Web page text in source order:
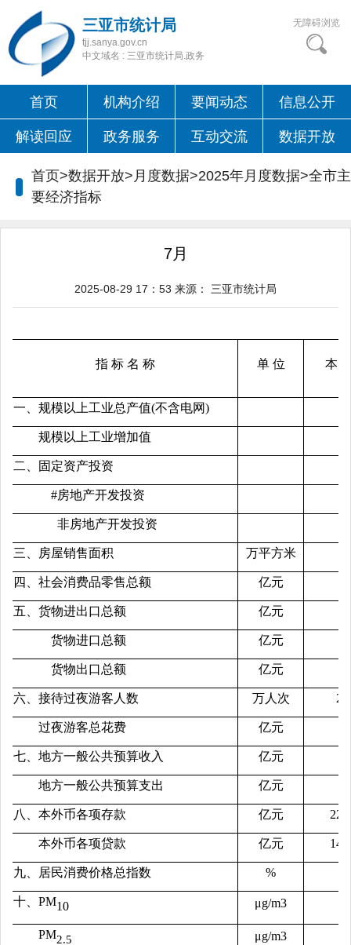
三亚市统计局
tjj.sanya.gov.cn
中文域名 : 三亚市统计局.政务
无障碍浏览
首页 机构介绍 要闻动态 信息公开
解读回应 政务服务 互动交流 数据开放
首页>数据开放>月度数据>2025年月度数据>全市主
要经济指标
7月
2025-08-29 17：53 来源： 三亚市统计局
指 标 名 称 单 位 本月
一、规模以上工业总产值(不含电网)
规模以上工业增加值
二、固定资产投资
#房地产开发投资
非房地产开发投资
三、房屋销售面积 万平方米
四、社会消费品零售总额 亿元
五、货物进出口总额 亿元
货物进口总额 亿元
货物出口总额 亿元
六、接待过夜游客人数 万人次
过夜游客总花费 亿元
七、地方一般公共预算收入 亿元
地方一般公共预算支出 亿元
八、本外币各项存款 亿元
本外币各项贷款 亿元
九、居民消费价格总指数 %
十、 PM10 μg/m3
PM2.5 μg/m3